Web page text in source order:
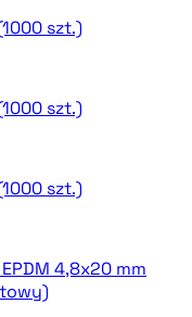
szt.)
szt.)
szt.)
4,8x20 mm